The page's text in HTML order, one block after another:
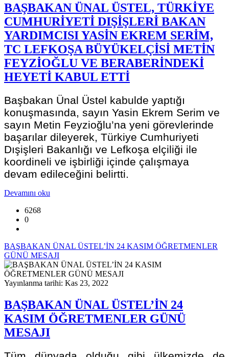
BAŞBAKAN ÜNAL ÜSTEL, TÜRKİYE
CUMHURİYETİ DIŞİŞLERİ BAKAN
YARDIMCISI YASİN EKREM SERİM,
TC LEFKOŞA BÜYÜKELÇİSİ METİN
FEYZİOĞLU VE BERABERİNDEKİ
HEYETİ KABUL ETTİ
Başbakan Ünal Üstel kabulde yaptığı
konuşmasında, sayın Yasin Ekrem Serim ve
sayın Metin Feyzioğlu’na yeni görevlerinde
başarılar dileyerek, Türkiye Cumhuriyeti
Dışişleri Bakanlığı ve Lefkoşa elçiliği ile
koordineli ve işbirliği içinde çalışmaya
devam edileceğini belirtti.
Devamını oku
6268
0
BAŞBAKAN ÜNAL ÜSTEL’İN 24 KASIM ÖĞRETMENLER
GÜNÜ MESAJI
Yayınlanma tarihi: Kas 23, 2022
BAŞBAKAN ÜNAL ÜSTEL’İN 24
KASIM ÖĞRETMENLER GÜNÜ
MESAJI